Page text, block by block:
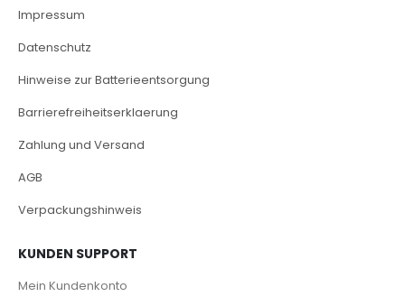
Impressum
Datenschutz
Hinweise zur Batterieentsorgung
Barrierefreiheitserklaerung
Zahlung und Versand
AGB
Verpackungshinweis
KUNDEN SUPPORT
Mein Kundenkonto